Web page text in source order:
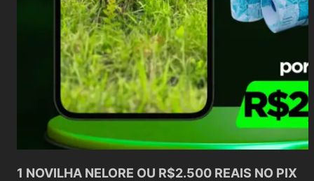
1 NOVILHA NELORE OU R$2.500 REAIS NO PIX